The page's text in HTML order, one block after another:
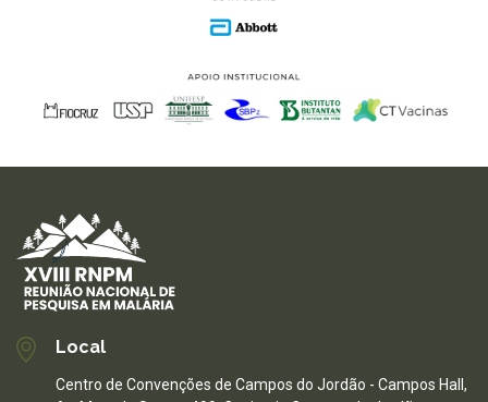
Local
Centro de Convenções de Campos do Jordão - Campos Hall,